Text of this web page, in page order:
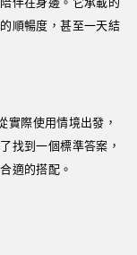
順暢度，甚至一天結
實際使用情境出發，
找到一個標準答案，
適的搭配。